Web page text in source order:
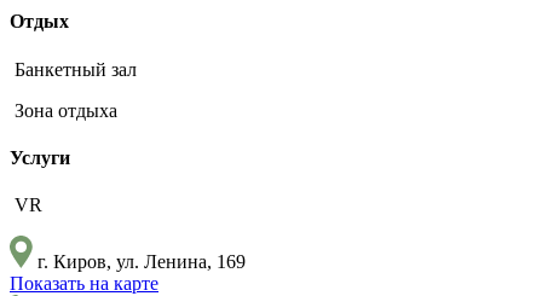
Отдых
Банкетный зал
Зона отдыха
Услуги
VR
г. Киров, ул. Ленина, 169
Показать на карте